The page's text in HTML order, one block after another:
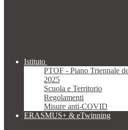
Istituto
PTOF - Piano Triennale
2025
Scuola e Territorio
Regolamenti
Misure anti-COVID
ERASMUS+ & eTwinning